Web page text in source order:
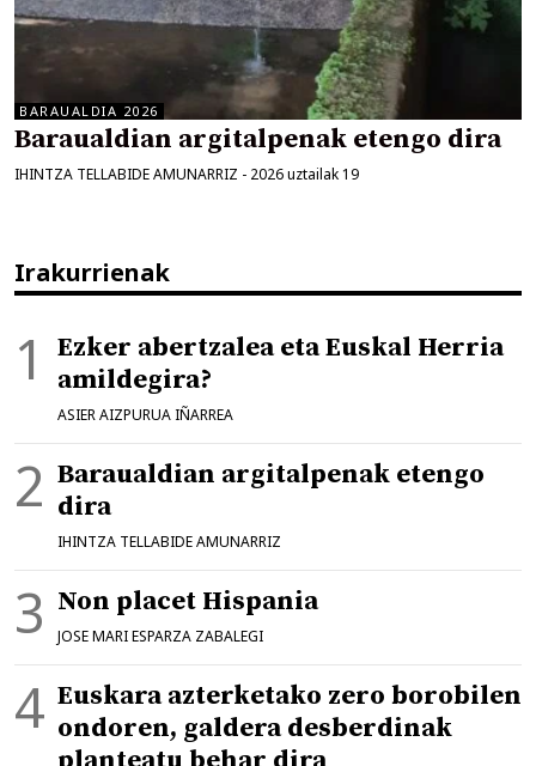
BARAUALDIA 2026
Baraualdian argitalpenak etengo dira
IHINTZA TELLABIDE AMUNARRIZ - 2026 uztailak 19
Irakurrienak
Ezker abertzalea eta Euskal Herria
amildegira?
ASIER AIZPURUA IÑARREA
Baraualdian argitalpenak etengo
dira
IHINTZA TELLABIDE AMUNARRIZ
Non placet Hispania
JOSE MARI ESPARZA ZABALEGI
Euskara azterketako zero borobilen
ondoren, galdera desberdinak